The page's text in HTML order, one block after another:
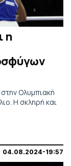
η
Ολυμπιακή
Η σκληρή και
04.08.2024-19:57